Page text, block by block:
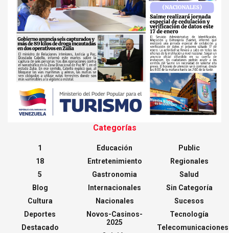
Categorías
1
18
5
Blog
Cultura
Deportes
Destacado
Educación
Entretenimiento
Gastronomia
Internacionales
Nacionales
Novos-Casinos-
2025
Public
Regionales
Salud
Sin Categoría
Sucesos
Tecnología
Telecomunicaciones